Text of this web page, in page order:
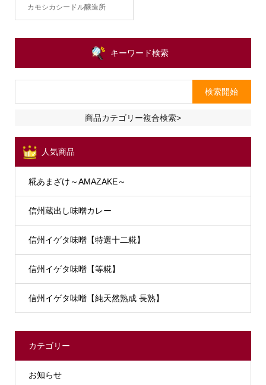
カモシカシードル醸造所
キーワード検索
商品カテゴリー複合検索>
人気商品
糀あまざけ～AMAZAKE～
信州蔵出し味噌カレー
信州イゲタ味噌【特選十二糀】
信州イゲタ味噌【等糀】
信州イゲタ味噌【純天然熟成 長熟】
カテゴリー
お知らせ